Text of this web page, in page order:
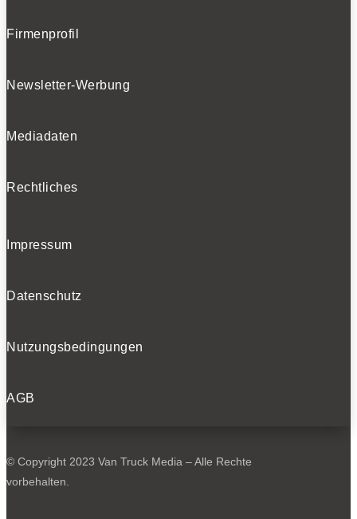
Firmenprofil
Newsletter-Werbung
Mediadaten
Rechtliches
Impressum
Datenschutz
Nutzungsbedingungen
AGB
© Copyright 2023 Van Truck Media – Alle Rechte
vorbehalten.